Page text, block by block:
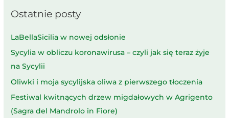
Ostatnie posty
LaBellaSicilia w nowej odsłonie
Sycylia w obliczu koronawirusa – czyli jak się teraz żyje
na Sycylii
Oliwki i moja sycylijska oliwa z pierwszego tłoczenia
Festiwal kwitnących drzew migdałowych w Agrigento
(Sagra del Mandrolo in Fiore)